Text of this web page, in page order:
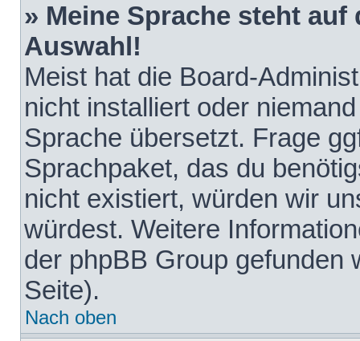
» Meine Sprache steht
Auswahl!
Meist hat die Board-
nicht installiert oder
Sprache übersetzt. Frage
Sprachpaket, das du
nicht existiert, würden wir
würdest. Weitere
der phpBB Group gefunden
Seite).
Nach oben